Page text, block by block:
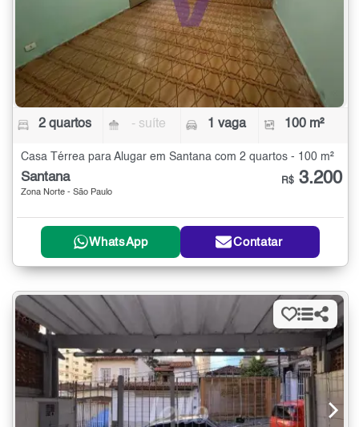
2 quartos - suíte 1 vaga 100 m²
Casa Térrea para Alugar em Santana com 2 quartos - 100 m²
Santana
Zona Norte - São Paulo
R$ 3.200
WhatsApp Contatar